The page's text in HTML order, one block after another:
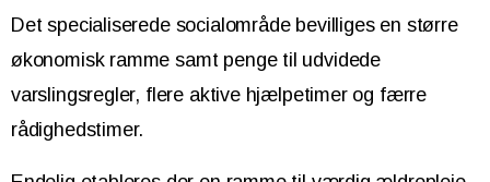
Det specialiserede socialområde bevilliges en større
økonomisk ramme samt penge til udvidede
varslingsregler, flere aktive hjælpetimer og færre
rådighedstimer.